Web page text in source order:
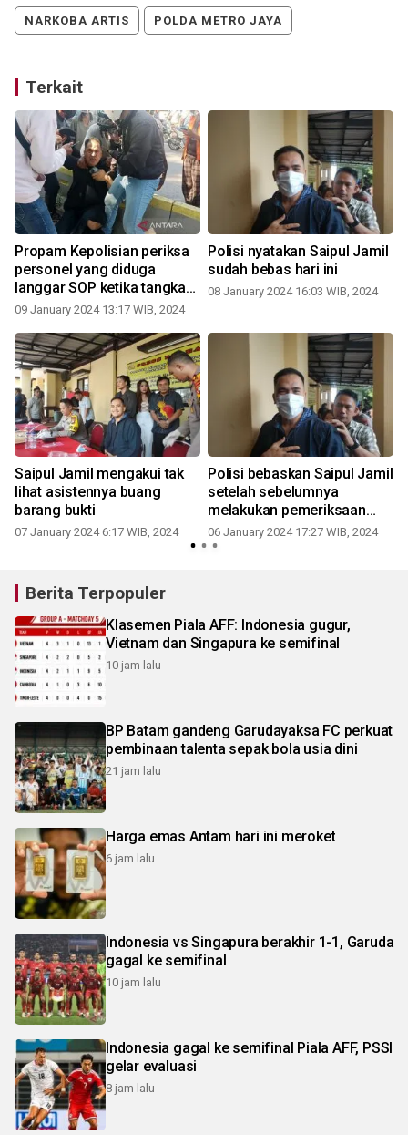
NARKOBA ARTIS POLDA METRO JAYA
Terkait
Propam Kepolisian periksa
personel yang diduga
langgar SOP ketika tangkap
Saipul
09 January 2024 13:17 WIB, 2024
Polisi nyatakan Saipul Jamil
sudah bebas hari ini
08 January 2024 16:03 WIB, 2024
Saipul Jamil mengakui tak
lihat asistennya buang
barang bukti
07 January 2024 6:17 WIB, 2024
Polisi bebaskan Saipul Jamil
setelah sebelumnya
melakukan pemeriksaan
narkotika
06 January 2024 17:27 WIB, 2024
Berita Terpopuler
Klasemen Piala AFF: Indonesia gugur,
Vietnam dan Singapura ke semifinal
10 jam lalu
BP Batam gandeng Garudayaksa FC perkuat
pembinaan talenta sepak bola usia dini
21 jam lalu
Harga emas Antam hari ini meroket
6 jam lalu
Indonesia vs Singapura berakhir 1-1, Garuda
gagal ke semifinal
10 jam lalu
Indonesia gagal ke semifinal Piala AFF, PSSI
gelar evaluasi
8 jam lalu